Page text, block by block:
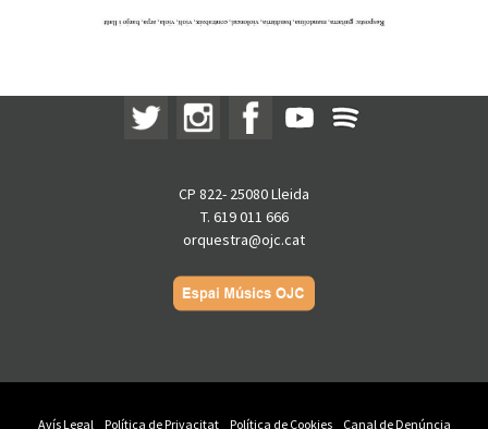
CP 822- 25080 Lleida
T. 619 011 666
orquestra@ojc.cat
Avís Legal Política de Privacitat Política de Cookies Canal de Denúncia